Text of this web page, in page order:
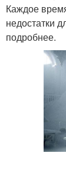
Каждое
недостатки
подробнее.